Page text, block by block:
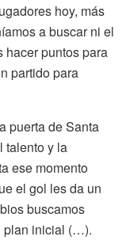
hoy, más
a buscar ni el
hacer puntos para
partido para
puerta de Santa
talento y la
ese momento
el gol les da un
buscamos
plan inicial (…).